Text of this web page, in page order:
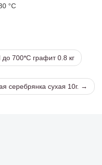
°С
700*С графит 0.8 кг
серебрянка сухая 10г. →